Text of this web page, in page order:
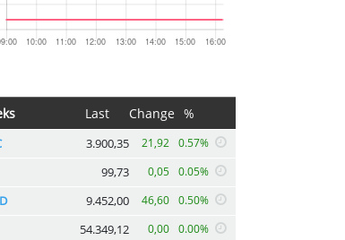
Last Change %
3.900,35 21,92 0.57%
99,73 0,05 0.05%
9.452,00 46,60 0.50%
54.349,12 0,00 0.00%